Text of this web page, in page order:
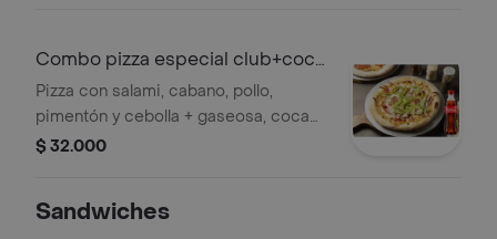
Combo pizza especial club+coca
cola orig
Pizza con salami, cabano, pollo,
pimentón y cebolla + gaseosa, coca
cola original 400 ml
$ 32.000
Sandwiches